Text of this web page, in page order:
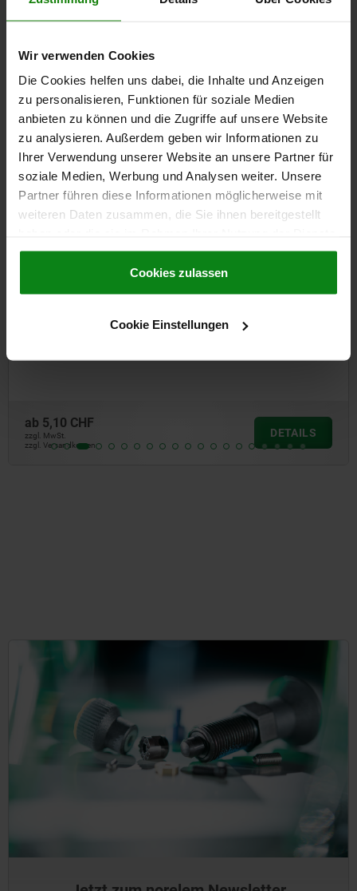
Wir verwenden Cookies
Die Cookies helfen uns dabei, die Inhalte und Anzeigen
zu personalisieren, Funktionen für soziale Medien
anbieten zu können und die Zugriffe auf unsere Website
zu analysieren. Außerdem geben wir Informationen zu
Ihrer Verwendung unserer Website an unsere Partner für
soziale Medien, Werbung und Analysen weiter. Unsere
Partner führen diese Informationen möglicherweise mit
weiteren Daten zusammen, die Sie ihnen bereitgestellt
gesammelt haben.Cookie Richtlinien
Datenschutz|AGB
Cookies zulassen
Cookie Einstellungen
Andere Kunden kauften auch
21810
Dosenlibellenkörper Kunststoff
ab 5,10 CHF
zzgl. MwSt.
zzgl. Versandkosten
DETAILS